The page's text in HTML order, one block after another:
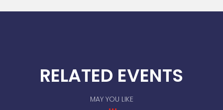
RELATED EVENTS
MAY YOU LIKE